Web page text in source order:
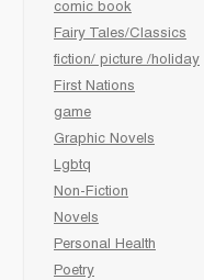
comic book
Fairy Tales/Classics
fiction/ picture /holiday
First Nations
game
Graphic Novels
Lgbtq
Non-Fiction
Novels
Personal Health
Poetry